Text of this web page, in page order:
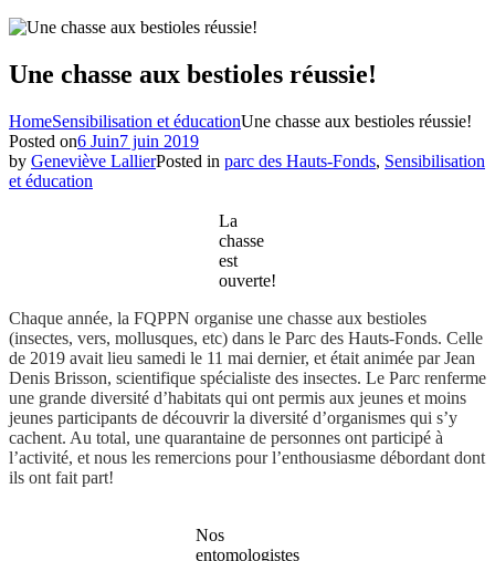
Une chasse aux bestioles réussie!
HomeSensibilisation et éducationUne chasse aux bestioles réussie!
Posted on6 Juin7 juin 2019
by Geneviève LallierPosted in parc des Hauts-Fonds, Sensibilisation
et éducation
La
chasse
est
ouverte!
Chaque année, la FQPPN organise une chasse aux bestioles
(insectes, vers, mollusques, etc) dans le Parc des Hauts-Fonds. Celle
de 2019 avait lieu samedi le 11 mai dernier, et était animée par Jean
Denis Brisson, scientifique spécialiste des insectes. Le Parc renferme
une grande diversité d’habitats qui ont permis aux jeunes et moins
jeunes participants de découvrir la diversité d’organismes qui s’y
cachent. Au total, une quarantaine de personnes ont participé à
l’activité, et nous les remercions pour l’enthousiasme débordant dont
ils ont fait part!
Nos
entomologistes